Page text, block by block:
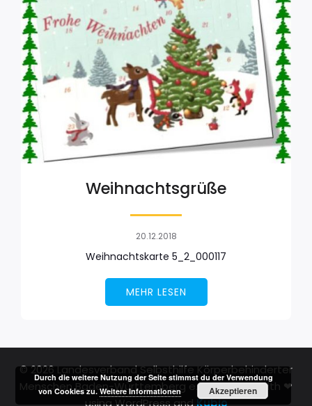
Weihnachtsgrüße
20.12.2018
Weihnachtskarte 5_2_000117
MEHR LESEN
© 2026 Landesverband Selbsthilfe Körperbehinderter
Menschen Baden-Württemberg e.V.. Created with ❤
using WordPress andKubio
Durch die weitere Nutzung der Seite stimmst du der Verwendung
von Cookies zu.Weitere Informationen Akzeptieren